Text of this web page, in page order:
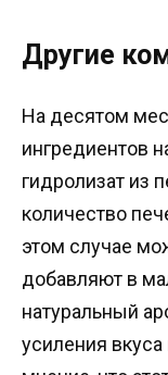
Другие
На десятом
ингредиентов
гидролизат из
количество
этом случае
добавляют в
натуральный
усиления